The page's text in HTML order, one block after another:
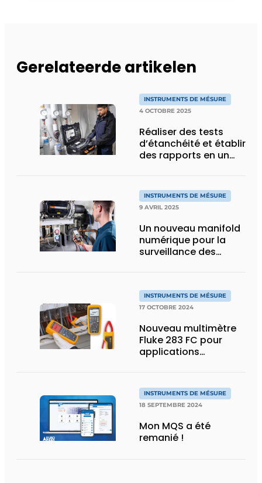
Gerelateerde artikelen
INSTRUMENTS DE MÉSURE
4 OCTOBRE 2025
Réaliser des tests
d’étanchéité et établir
des rapports en un
INSTRUMENTS DE MÉSURE
9 AVRIL 2025
Un nouveau manifold
numérique pour la
surveillance des
INSTRUMENTS DE MÉSURE
17 OCTOBRE 2024
Nouveau multimètre
Fluke 283 FC pour
applications
INSTRUMENTS DE MÉSURE
18 SEPTEMBRE 2024
Mon MQS a été
remanié !